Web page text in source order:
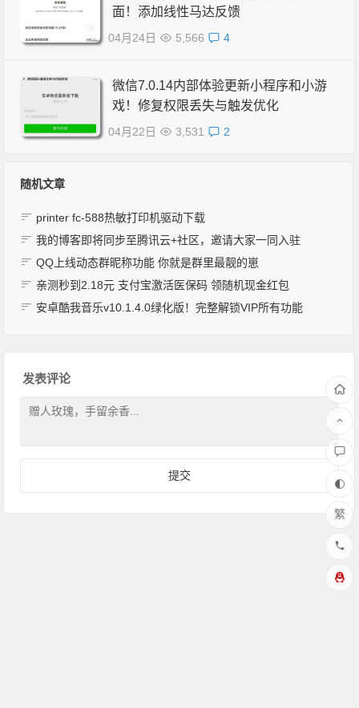
面！添加线性马达反馈
04月24日 5,566 4
微信7.0.14内部体验更新小程序和小游
戏！修复权限丢失与触发优化
04月22日 3,531 2
随机文章
printer fc-588热敏打印机驱动下载
我的博客即将同步至腾讯云+社区，邀请大家一同入驻
QQ上线动态群昵称功能 你就是群里最靓的崽
亲测秒到2.18元 支付宝激活医保码 领随机现金红包
安卓酷我音乐v10.1.4.0绿化版！完整解锁VIP所有功能
发表评论
繁